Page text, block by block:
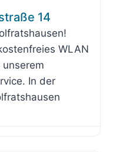
14
WLAN
In der